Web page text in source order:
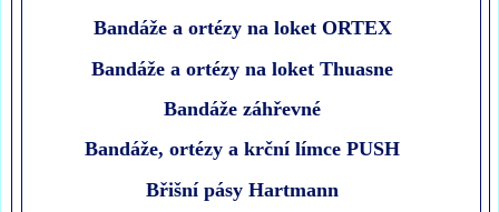
Bandáže a ortézy na loket ORTEX
Bandáže a ortézy na loket Thuasne
Bandáže záhřevné
Bandáže, ortézy a krční límce PUSH
Břišní pásy Hartmann